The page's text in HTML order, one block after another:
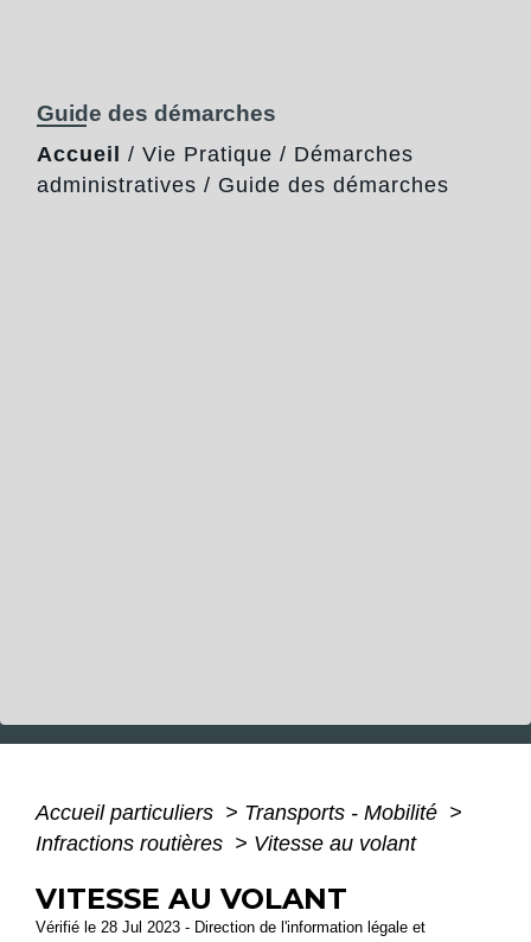
Guide des démarches
Accueil / Vie Pratique / Démarches
administratives / Guide des démarches
Accueil particuliers > Transports - Mobilité >
Infractions routières > Vitesse au volant
VITESSE AU VOLANT
Vérifié le 28 Jul 2023 - Direction de l'information légale et